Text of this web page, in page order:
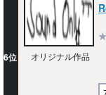
6位 オリジナル作品